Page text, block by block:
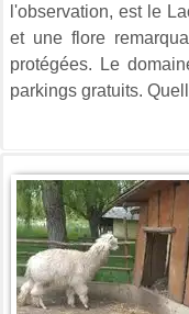
l'observation, est le
et une flore
protégées. Le
parkings gratuits.